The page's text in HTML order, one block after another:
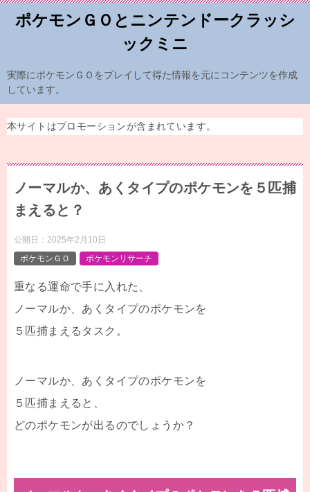
ポケモンＧＯとニンテンドークラッシ
ックミニ
実際にポケモンＧＯをプレイして得た情報を元にコンテンツを作成
しています。
本サイトはプロモーションが含まれています。
ノーマルか、あくタイプのポケモンを５匹捕
まえると？
公開日： 2025年2月10日
ポケモンＧＯ
ポケモンリサーチ
重なる運命で手に入れた、
ノーマルか、あくタイプのポケモンを
５匹捕まえるタスク。
ノーマルか、あくタイプのポケモンを
５匹捕まえると、
どのポケモンが出るのでしょうか？